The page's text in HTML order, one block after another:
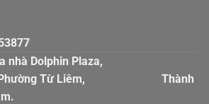
Tòa nhà Dolphin Plaza,
Phường Từ Liêm, Thành